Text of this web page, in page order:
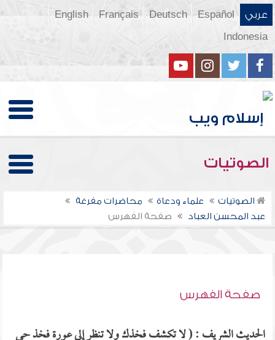
عربي Español
Deutsch
Français
English
Indonesia
الصوتيات
الصوتيات علماء ودعاة
محاضرات مفرغة
عبد المحسن العباد
صفحة الفهرس
صفحة الفهرس